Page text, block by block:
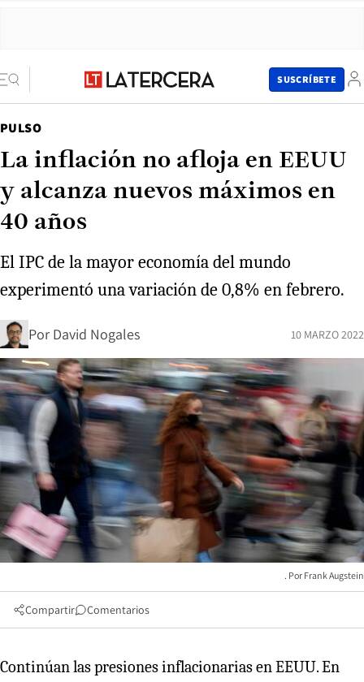
SUSCRÍBETE
PULSO
La inflación no afloja en EEUU
y alcanza nuevos máximos en
40 años
El IPC de la mayor economía del mundo
experimentó una variación de 0,8% en febrero.
Por David Nogales 10 MARZO 2022
Frank Augstein
Compartir Comentarios
Continúan las presiones inflacionarias en EEUU. En